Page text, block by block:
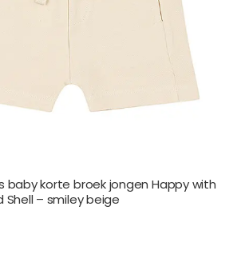
baby korte broek jongen Happy with
Shell – smiley beige